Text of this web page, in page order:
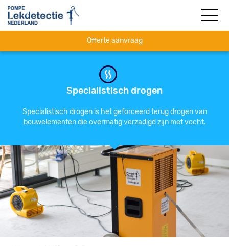
Offerte aanvraag
Specialistisch drogen
Specialistisch drogen is het geforceerd terug drogen van
bouwelementen die overmatig verzadigd zijn met vocht.